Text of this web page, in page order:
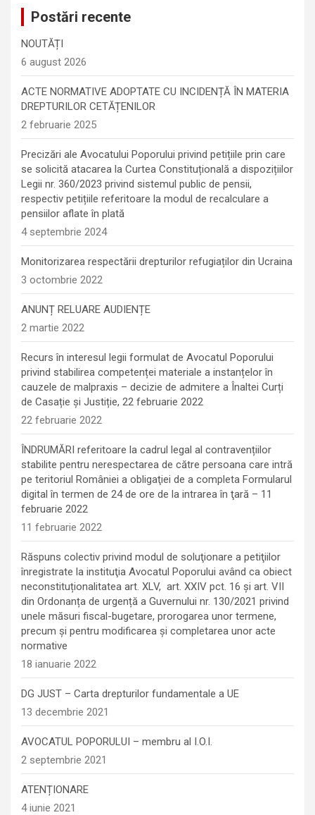
Postări recente
NOUTĂȚI
6 august 2026
ACTE NORMATIVE ADOPTATE CU INCIDENȚĂ ÎN MATERIA
DREPTURILOR CETĂȚENILOR
2 februarie 2025
Precizări ale Avocatului Poporului privind petițiile prin care
se solicită atacarea la Curtea Constituțională a dispozițiilor
Legii nr. 360/2023 privind sistemul public de pensii,
respectiv petițiile referitoare la modul de recalculare a
pensiilor aflate în plată
4 septembrie 2024
Monitorizarea respectării drepturilor refugiaților din Ucraina
3 octombrie 2022
ANUNȚ RELUARE AUDIENȚE
2 martie 2022
Recurs în interesul legii formulat de Avocatul Poporului
privind stabilirea competenței materiale a instanțelor în
cauzele de malpraxis – decizie de admitere a Înaltei Curți
de Casație și Justiție, 22 februarie 2022
22 februarie 2022
ÎNDRUMĂRI referitoare la cadrul legal al contravențiilor
stabilite pentru nerespectarea de către persoana care intră
pe teritoriul României a obligaţiei de a completa Formularul
digital în termen de 24 de ore de la intrarea în ţară – 11
februarie 2022
11 februarie 2022
Răspuns colectiv privind modul de soluţionare a petiţiilor
înregistrate la instituţia Avocatul Poporului având ca obiect
neconstituționalitatea art. XLV, art. XXIV pct. 16 și art. VII
din Ordonanța de urgență a Guvernului nr. 130/2021 privind
unele măsuri fiscal-bugetare, prorogarea unor termene,
precum şi pentru modificarea şi completarea unor acte
normative
18 ianuarie 2022
DG JUST – Carta drepturilor fundamentale a UE
13 decembrie 2021
AVOCATUL POPORULUI – membru al I.O.I.
2 septembrie 2021
ATENȚIONARE
4 iunie 2021